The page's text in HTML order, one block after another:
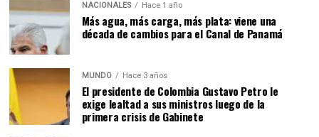
NACIONALES Hace 1 año
Más agua, más carga, más plata: viene una
década de cambios para el Canal de Panamá
MUNDO Hace 3 años
El presidente de Colombia Gustavo Petro le
exige lealtad a sus ministros luego de la
primera crisis de Gabinete